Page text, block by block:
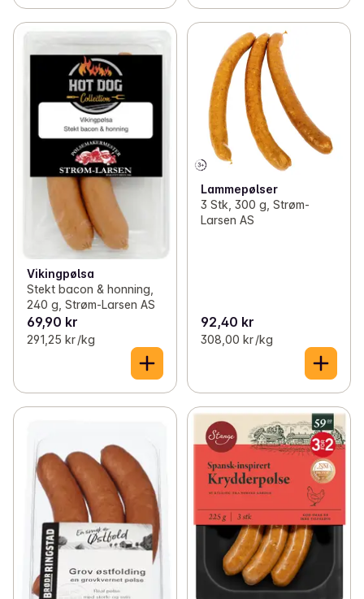
Vikingpølsa
Stekt bacon & honning,
240 g, Strøm-Larsen AS
69,90 kr
291,25 kr /kg
Lammepølser
3 Stk, 300 g, Strøm-
Larsen AS
92,40 kr
308,00 kr /kg